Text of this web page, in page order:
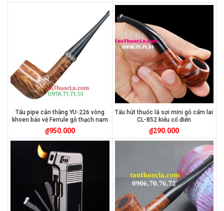
Tẩu pipe cán thẳng YU-226 vòng
khoen bảo vệ Ferrule gỗ thạch nam
₫950.000
Tẩu hút thuốc lá sợi mini gỗ cẩm lai
CL-852 kiểu cổ điển
₫290.000